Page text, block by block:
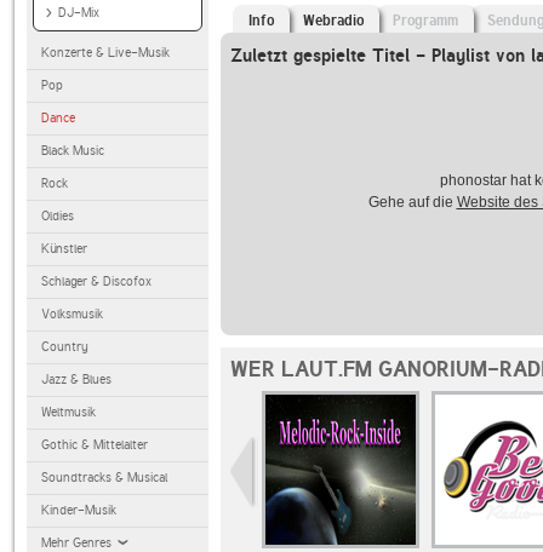
DJ-Mix
Konzerte & Live-Musik
Pop
Dance
Black Music
Rock
Oldies
Künstler
Schlager & Discofox
Volksmusik
Country
Jazz & Blues
Weltmusik
Gothic & Mittelalter
Soundtracks & Musical
Kinder-Musik
Mehr Genres
Info Webradio Programm
Zuletzt gespielte Titel - Playlist von
phonostar hat
Gehe auf die Website des
WER LAUT.FM GANORIUM-